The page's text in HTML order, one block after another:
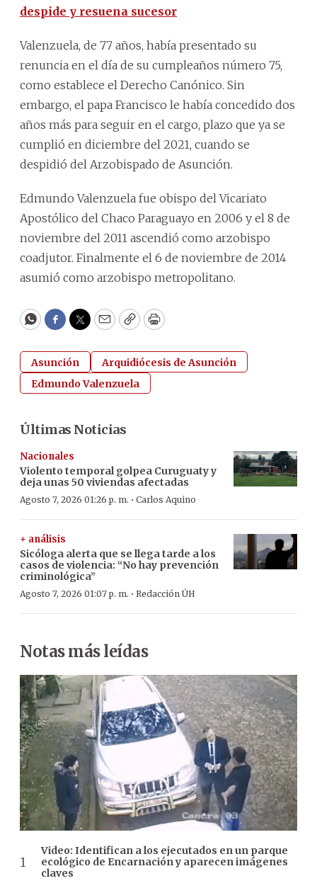
despide y resuena sucesor
Valenzuela, de 77 años, había presentado su
renuncia en el día de su cumpleaños número 75,
como establece el Derecho Canónico. Sin
embargo, el papa Francisco le había concedido dos
años más para seguir en el cargo, plazo que ya se
cumplió en diciembre del 2021, cuando se
despidió del Arzobispado de Asunción.
Edmundo Valenzuela fue obispo del Vicariato
Apostólico del Chaco Paraguayo en 2006 y el 8 de
noviembre del 2011 ascendió como arzobispo
coadjutor. Finalmente el 6 de noviembre de 2014
asumió como arzobispo metropolitano.
WhatsApp
Facebook
Twitter
EmailCopyPrint
Asunción
Arquidiócesis de Asunción
Edmundo Valenzuela
Últimas Noticias
Nacionales
Violento temporal golpea Curuguaty y
deja unas 50 viviendas afectadas
Agosto 7, 2026 01:26 p. m. · Carlos Aquino
+ análisis
Sicóloga alerta que se llega tarde a los
casos de violencia: “No hay prevención
criminológica”
Agosto 7, 2026 01:07 p. m. · Redacción ÚH
Notas más leídas
Video: Identifican a los ejecutados en un parque
ecológico de Encarnación y aparecen imágenes
claves